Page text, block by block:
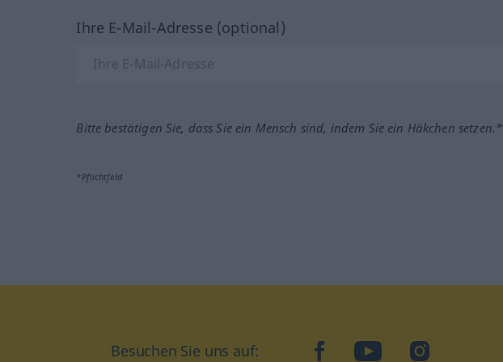
Ihre E-Mail-Adresse (optional)
Bitte bestätigen Sie, dass Sie ein Mensch sind, indem Sie ein Häkchen setzen.*
*Pflichtfeld
Besuchen Sie uns auf: facebookYouTubeInstagram